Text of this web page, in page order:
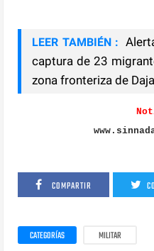
LEER TAMBIÉN :
captura de 23
zona fronteriza de
COMPARTIR
CATEGORÍAS MILITAR